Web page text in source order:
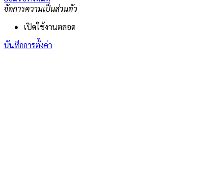
จัดการความเป็นส่วนตัว
เปิดใช้งานตลอด
บันทึกการตั้งค่า